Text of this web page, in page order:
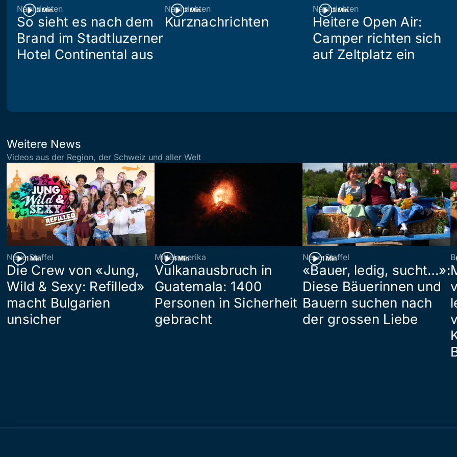
3 Min
Nachrichten
So sieht es nach dem
Brand im Stadtluzerner
Hotel Continental aus
2 Min
Nachrichten
Kurznachrichten
3 Min
Nachrichten
Heitere Open Air:
Camper richten sich
auf Zeltplatz ein
Weitere News
Videos aus der Region, der Schweiz und aller Welt
1 Min
Neue Staffel
Die Crew von «Jung,
Wild & Sexy: Refilled»
macht Bulgarien
unsicher
1 Min
Mittelamerika
Vulkanausbruch in
Guatemala: 1400
Personen in Sicherheit
gebracht
1 Min
Neue Staffel
«Bauer, ledig, sucht…»:
Diese Bäuerinnen und
Bauern suchen nach
der grossen Liebe